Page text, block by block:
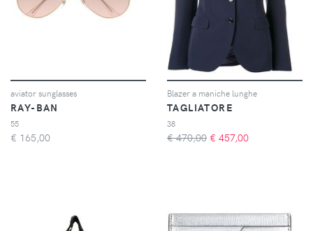
aviator sunglasses
RAY-BAN
55
€ 165,00
Blazer a maniche lunghe
TAGLIATORE
38
€ 470,00 € 457,00